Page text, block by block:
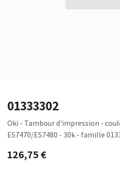
01333302
Oki - Tambour d'impression -
ES7470/ES7480 - 30k - famille
126,75€